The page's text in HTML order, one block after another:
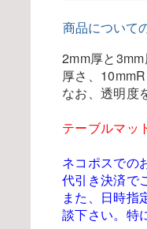
商品について
2mm厚と
厚さ、
なお、透明度
テーブルマッ
ネコポスでの
代引き決済で
また、日時指
談下さい。特